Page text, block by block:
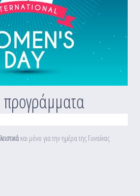
και μόνο για την ημέρα της Γυναίκας